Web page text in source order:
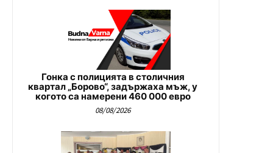
Гонка с полицията в столичния
квартал „Борово“, задържаха мъж, у
когото са намерени 460 000 евро
08/08/2026